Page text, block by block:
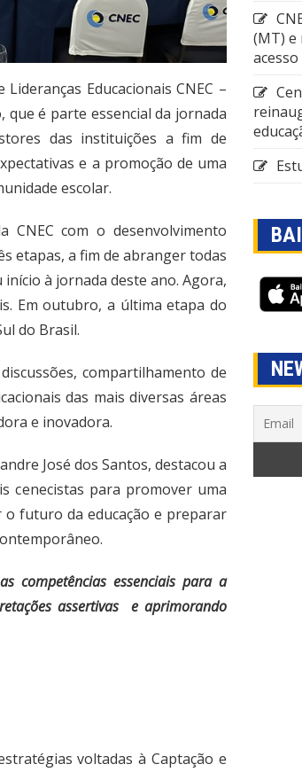
Educacionais CNEC –
que é parte essencial da jornada
das instituições a fim de
e a promoção de uma
escolar.
CNEC com o desenvolvimento
etapas, a fim de abranger todas
à jornada deste ano. Agora,
Em outubro, a última etapa do
do Brasil.
compartilhamento de
das mais diversas áreas
e inovadora.
José dos Santos, destacou a
cenecistas para promover uma
o futuro da educação e preparar
competências essenciais para a
assertivas e aprimorando
voltadas à Captação e
(MT) e